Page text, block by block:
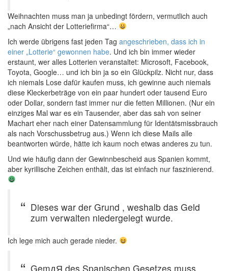
Weihnachten muss man ja unbedingt fördern, vermutlich auch
„nach Ansicht der Lotteriefirma“…
Ich werde übrigens fast jeden Tag angeschrieben, dass ich in
einer „Lotterie“ gewonnen habe. Und ich bin immer wieder
erstaunt, wer alles Lotterien veranstaltet: Microsoft, Facebook,
Toyota, Google… und ich bin ja so ein Glückpilz. Nicht nur, dass
ich niemals Lose dafür kaufen muss, ich gewinne auch niemals
diese Kleckerbeträge von ein paar hundert oder tausend Euro
oder Dollar, sondern fast immer nur die fetten Millionen. (Nur ein
einziges Mal war es ein Tausender, aber das sah von seiner
Machart eher nach einer Datensammlung für Identätsmissbrauch
als nach Vorschussbetrug aus.) Wenn ich diese Mails alle
beantworten würde, hätte ich kaum noch etwas anderes zu tun.
Und wie häufig dann der Gewinnbescheid aus Spanien kommt,
aber kyrillische Zeichen enthält, das ist einfach nur faszinierend.
Dieses war der Grund , weshalb das Geld
zum verwalten niedergelegt wurde.
Ich lege mich auch gerade nieder.
GemдЯ des Spanischen Gesetzes muss